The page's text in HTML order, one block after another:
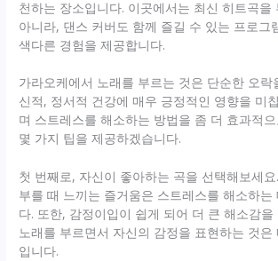
천하는 장소입니다. 이곳에서는 최신 히트곡을
아니라, 댄스 커버도 함께 즐길 수 있는 프로그
색다른 경험을 제공합니다.
가라오케에서 노래를 부르는 것은 단순한 오락
신적, 정서적 건강에 매우 긍정적인 영향을 미
며 스트레스를 해소하는 방법을 좀 더 효과적
몇 가지 팁을 제공하겠습니다.
첫 번째로, 자신이 좋아하는 곡을 선택해보세
부를 때 느끼는 즐거움은 스트레스를 해소하는
다. 또한, 감정이입이 쉽게 되어 더 큰 해소감을
노래를 부르면서 자신의 감정을 표현하는 것은
입니다.